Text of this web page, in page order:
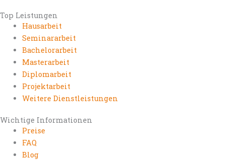
Top Leistungen
Hausarbeit
Seminararbeit
Bachelorarbeit
Masterarbeit
Diplomarbeit
Projektarbeit
Weitere Dienstleistungen
Wichtige Informationen
Preise
FAQ
Blog